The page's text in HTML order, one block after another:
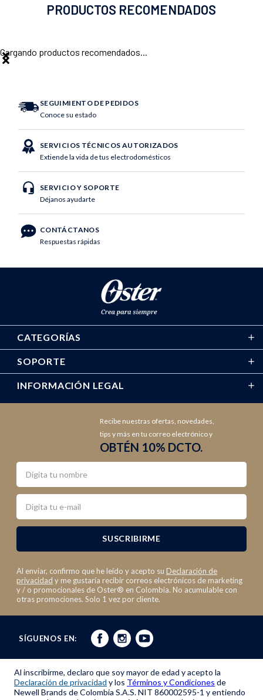
PRODUCTOS RECOMENDADOS
Cargando productos recomendados...
SEGUIMIENTO DE PEDIDOS
Conoce su estado
SERVICIOS TÉCNICOS AUTORIZADOS
Extiende la vida de tus electrodomésticos
SERVICIO Y SOPORTE
Déjanos ayudarte
CONTÁCTANOS
Respuestas rápidas
CATEGORÍAS
SOPORTE
INFORMACIÓN LEGAL
Recibe nuestras ofertas, novedades,
tips y más en tu correo electrónico y
OBTÉN 10% DCTO.
Nombre
Email
SUSCRIBIRME
Al enviar, confirmo que he leído y acepto su Declaración de
privacidad y me gustaría recibir correos electrónicos de marketing
y / o promocionales de Oster® en Colombia. No acumulable con
otras promociones. Solo 1 vez por cliente.
SÍGUENOS EN:
Al inscribirme, declaro que soy mayor de edad y acepto la
Declaración de privacidad y los Términos y Condiciones de
Newell Brands de Colombia S.A.S. NIT 860002595-1 y entiendo